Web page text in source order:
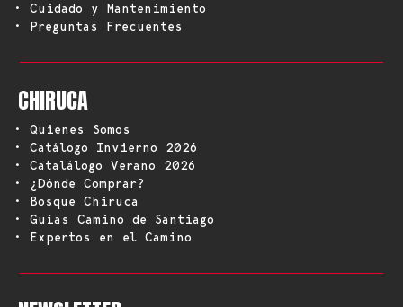
• Cuidado y Mantenimiento
• Preguntas Frecuentes
CHIRUCA
• Quienes Somos
• Catálogo Invierno 2026
• Catalálogo Verano 2026
• ¿Dónde Comprar?
• Bosque Chiruca
• Guías Camino de Santiago
• Expertos en el Camino